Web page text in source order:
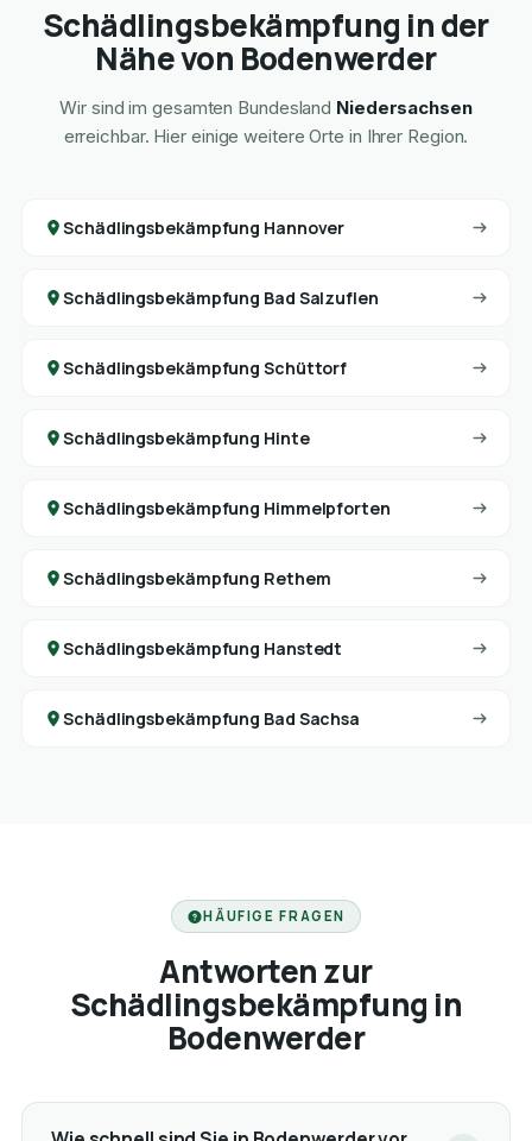
Schädlingsbekämpfung in der
Nähe von Bodenwerder
Wir sind im gesamten Bundesland Niedersachsen
erreichbar. Hier einige weitere Orte in Ihrer Region.
Schädlingsbekämpfung Hannover
Schädlingsbekämpfung Bad Salzuflen
Schädlingsbekämpfung Schüttorf
Schädlingsbekämpfung Hinte
Schädlingsbekämpfung Himmelpforten
Schädlingsbekämpfung Rethem
Schädlingsbekämpfung Hanstedt
Schädlingsbekämpfung Bad Sachsa
HÄUFIGE FRAGEN
Antworten zur
Schädlingsbekämpfung in
Bodenwerder